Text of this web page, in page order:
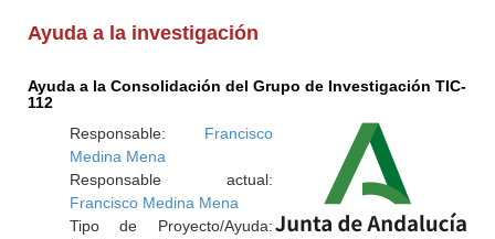
Ayuda a la investigación
Ayuda a la Consolidación del Grupo de Investigación TIC-
112
Responsable: Francisco
Medina Mena
Responsable actual:
Francisco Medina Mena
Tipo de Proyecto/Ayuda: